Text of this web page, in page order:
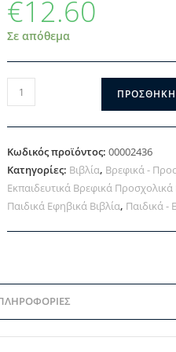
€12.60
Σε απόθεμα
ΠΡΟΣΘΉΚΗ
Κωδικός προϊόντος:00002436
Κατηγορίες: Βιβλία, Βρεφικά -
Εκπαιδευτικά Βρεφικά Προσχολικά
Παιδικά Εφηβικά Βιβλία, Παιδικά -